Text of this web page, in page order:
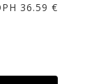
36.59 €